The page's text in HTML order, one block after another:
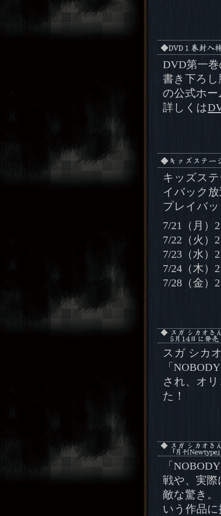
DVD第一
書き下ろ
の公式ホ
詳しくは
キッズス
イバック
プレイバ
7/21（月）
7/22（火）
7/23（水）
7/24（木）
7/28（金）
スガ シカ
「
され、オ
た！
「
戦や、実
敵な驚き
いう作品